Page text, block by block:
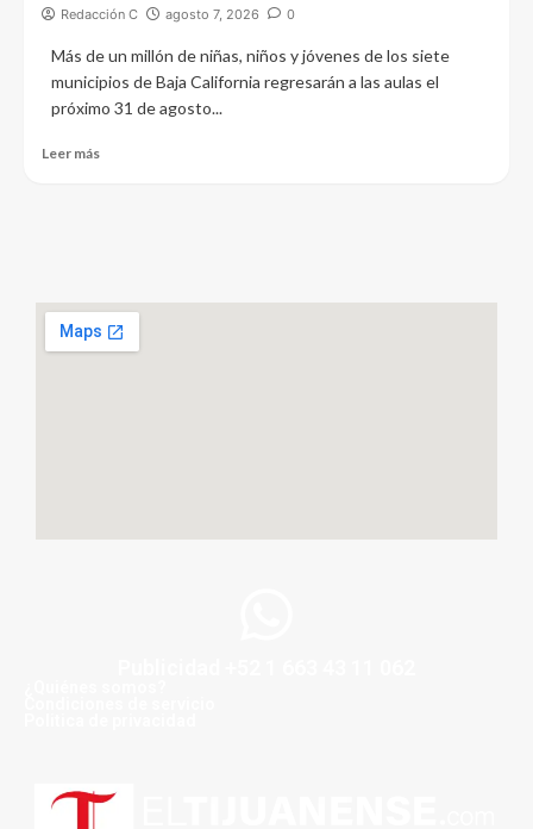
Redacción C agosto 7, 2026 0
Más de un millón de niñas, niños y jóvenes de los siete
municipios de Baja California regresarán a las aulas el
próximo 31 de agosto...
Leer más